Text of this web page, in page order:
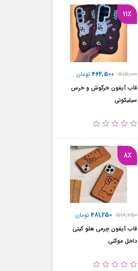
11٪
515,000
462,500تومان
قاب آیفون خرگوش و خرس
سیلیکونی
8٪
518,750
481,250تومان
قاب آیفون چرمی هلو کیتی
داخل موکتی